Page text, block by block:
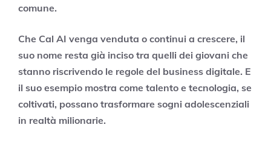
comune.
Che Cal AI venga venduta o continui a crescere, il
suo nome resta già inciso tra quelli dei giovani che
stanno riscrivendo le regole del business digitale. E
il suo esempio mostra come talento e tecnologia, se
coltivati, possano trasformare sogni adolescenziali
in realtà milionarie.